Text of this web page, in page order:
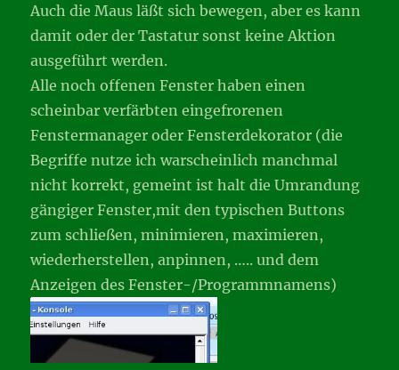
Auch die Maus läßt sich bewegen, aber es kann
damit oder der Tastatur sonst keine Aktion
ausgeführt werden.
Alle noch offenen Fenster haben einen
scheinbar verfärbten eingefrorenen
Fenstermanager oder Fensterdekorator (die
Begriffe nutze ich warscheinlich manchmal
nicht korrekt, gemeint ist halt die Umrandung
gängiger Fenster,mit den typischen Buttons
zum schließen, minimieren, maximieren,
wiederherstellen, anpinnen, ….. und dem
Anzeigen des Fenster-/Programmnamens)